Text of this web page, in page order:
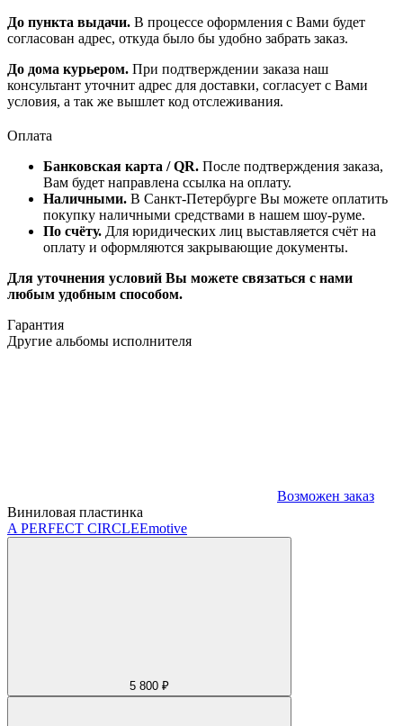
До пункта выдачи. В процессе оформления с Вами будет
согласован адрес, откуда было бы удобно забрать заказ.
До дома курьером. При подтверждении заказа наш
консультант уточнит адрес для доставки, согласует с Вами
условия, а так же вышлет код отслеживания.
Оплата
Банковская карта / QR. После подтверждения заказа,
Вам будет направлена ссылка на оплату.
Наличными. В Санкт-Петербурге Вы можете оплатить
покупку наличными средствами в нашем шоу-руме.
По счёту. Для юридических лиц выставляется счёт на
оплату и оформляются закрывающие документы.
Для уточнения условий Вы можете связаться с нами
любым удобным способом.
Гарантия
Другие альбомы исполнителя
Возможен заказ
Виниловая пластинка
A PERFECT CIRCLEEmotive
5 800 ₽